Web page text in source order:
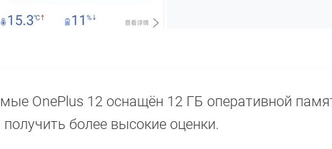
OnePlus 12 оснащён 12 ГБ оперативной
более высокие оценки.